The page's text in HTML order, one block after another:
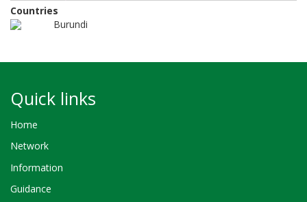
Countries
Burundi
Quick links
Home
Network
Information
Guidance